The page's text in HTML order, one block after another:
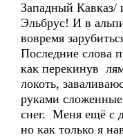
Западный Кавказ/
Эльбрус! И в
вовремя
Последние слова
как перекинув
локоть,
руками
снег. Меня ещё с
но как только я